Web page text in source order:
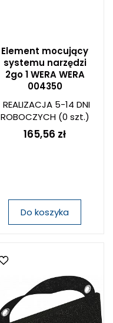
Element mocujący
systemu narzędzi
2go 1 WERA WERA
004350
REALIZACJA 5-14 DNI
ROBOCZYCH(0 szt.)
165,56 zł
Do koszyka